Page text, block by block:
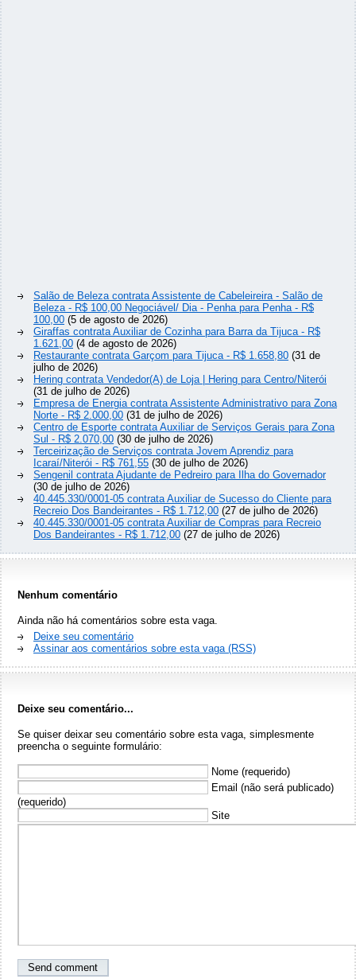
Salão de Beleza contrata Assistente de Cabeleireira - Salão de
Beleza - R$ 100,00 Negociável/ Dia - Penha para Penha - R$
100,00 (5 de agosto de 2026)
Giraffas contrata Auxiliar de Cozinha para Barra da Tijuca - R$
1.621,00 (4 de agosto de 2026)
Restaurante contrata Garçom para Tijuca - R$ 1.658,80 (31 de
julho de 2026)
Hering contrata Vendedor(A) de Loja | Hering para Centro/Niterói
(31 de julho de 2026)
Empresa de Energia contrata Assistente Administrativo para Zona
Norte - R$ 2.000,00 (31 de julho de 2026)
Centro de Esporte contrata Auxiliar de Serviços Gerais para Zona
Sul - R$ 2.070,00 (30 de julho de 2026)
Terceirização de Serviços contrata Jovem Aprendiz para
Icaraí/Niterói - R$ 761,55 (30 de julho de 2026)
Sengenil contrata Ajudante de Pedreiro para Ilha do Governador
(30 de julho de 2026)
40.445.330/0001-05 contrata Auxiliar de Sucesso do Cliente para
Recreio Dos Bandeirantes - R$ 1.712,00 (27 de julho de 2026)
40.445.330/0001-05 contrata Auxiliar de Compras para Recreio
Dos Bandeirantes - R$ 1.712,00 (27 de julho de 2026)
Nenhum comentário
Ainda não há comentários sobre esta vaga.
Deixe seu comentário
Assinar aos comentários sobre esta vaga (RSS)
Deixe seu comentário...
Se quiser deixar seu comentário sobre esta vaga, simplesmente
preencha o seguinte formulário:
Nome (requerido)
Email (não será publicado)
(requerido)
Site